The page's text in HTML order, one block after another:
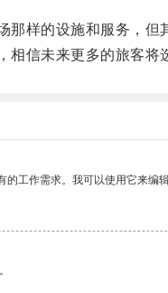
样的设施和服务，但
信未来更多的旅客将
工作需求。我可以使用它来编